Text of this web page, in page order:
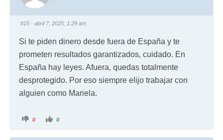
#15 · abril 7, 2025, 1:29 am
Si te piden dinero desde fuera de España y te
prometen resultados garantizados, cuidado. En
España hay leyes. Afuera, quedas totalmente
desprotegido. Por eso siempre elijo trabajar con
alguien como Mariela.
0 0